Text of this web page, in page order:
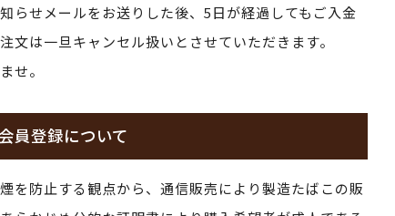
らせメールをお送りした後、5日が経過してもご入金
文は一旦キャンセル扱いとさせていただきます。
せ。
員登録について
を防止する観点から、通信販売により製造たばこの販